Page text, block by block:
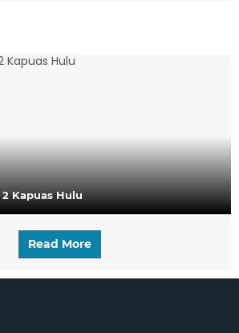
Kapuas Hulu
Read More